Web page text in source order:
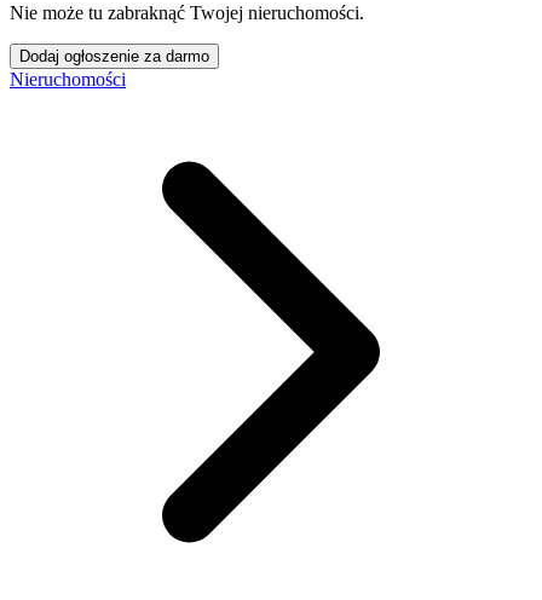
Nie może tu zabraknąć Twojej nieruchomości.
Dodaj ogłoszenie za darmo
Nieruchomości